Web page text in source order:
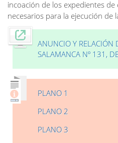
incoación de los expedientes
necesarios para la ejecución de
ANUNCIO Y RELACIÓN
SALAMANCA Nº 131,
PLANO 1
PLANO 2
PLANO 3